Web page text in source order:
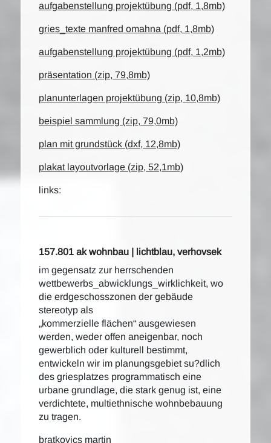
aufgabenstellung projektübung (pdf, 1,8mb)
gries_texte manfred omahna (pdf, 1,8mb)
aufgabenstellung projektübung (pdf, 1,2mb)
präsentation (zip, 79,8mb)
planunterlagen projektübung (zip, 10,8mb)
beispiel sammlung (zip, 79,0mb)
plan mit grundstück (dxf, 12,8mb)
plakat layoutvorlage (zip, 52,1mb)
links:
157.801 ak wohnbau | lichtblau, verhovsek
im gegensatz zur herrschenden
wettbewerbs_abwicklungs_wirklichkeit, wo
die erdgeschosszonen der gebäude
stereotyp als
„kommerzielle flächen“ ausgewiesen
werden, weder offen aneigenbar, noch
gewerblich oder kulturell bestimmt,
entwickeln wir im planungsgebiet su?dlich
des griesplatzes programmatisch eine
urbane grundlage, die stark genug ist, eine
verdichtete, multiethnische wohnbebauung
zu tragen.
bratkovics martin